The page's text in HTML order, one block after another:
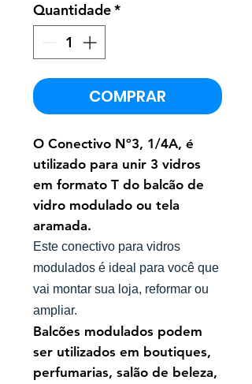
Quantidade*
COMPRAR
O Conectivo Nº3, 1/4A, é
utilizado para unir 3 vidros
em formato T do balcão de
vidro modulado ou tela
aramada.
Este conectivo para vidros
modulados é ideal para você que
vai montar sua loja, reformar ou
ampliar.
Balcões modulados podem
ser utilizados em boutiques,
perfumarias, salão de beleza,